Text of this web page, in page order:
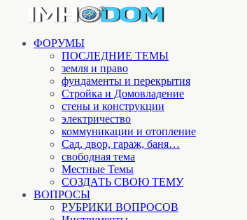
ФОРУМЫ
ПОСЛЕДНИЕ ТЕМЫ
земля и право
фундаменты и перекрытия
Стройка и Домовладение
стены и конструкции
электричество
коммуникации и отопление
Cад, двор, гараж, баня…
свободная тема
Местные Темы
СОЗДАТЬ СВОЮ ТЕМУ
ВОПРОСЫ
РУБРИКИ ВОПРОСОВ